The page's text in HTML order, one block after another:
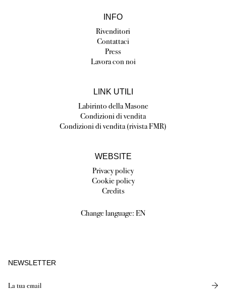
INFO
Rivenditori
Contattaci
Press
Lavora con noi
LINK UTILI
Labirinto della Masone
Condizioni di vendita
Condizioni di vendita (rivista FMR)
WEBSITE
Privacy policy
Cookie policy
Credits
Change language: EN
NEWSLETTER